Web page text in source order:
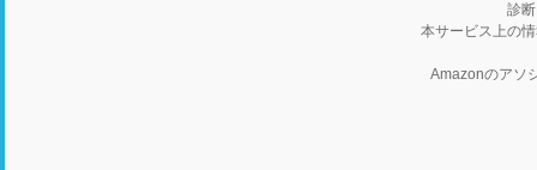
診
本サービス上の
Amazonのアソ